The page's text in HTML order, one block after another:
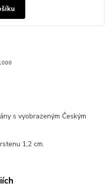
s vyobrazeným Českým
1,2 cm.